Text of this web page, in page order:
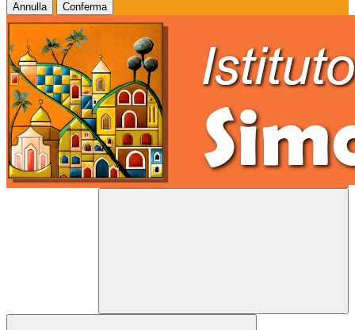
Annulla Conferma